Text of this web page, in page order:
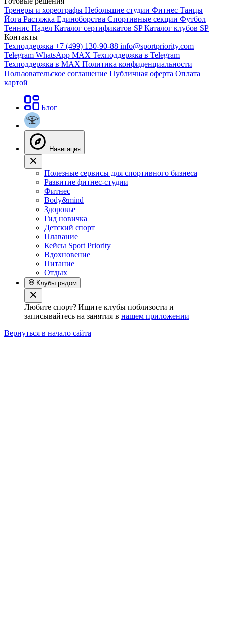
Тренеры и хореографы Небольшие студии Фитнес Танцы
Йога Растяжка Единоборства Спортивные секции Футбол
Теннис Падел Каталог сертификатов SPКаталог клубов SP
Контакты
Техподдержка +7 (499) 130-90-88 info@sportpriority.com
Telegram WhatsApp MAX Техподдержка в Telegram
Техподдержка в MAX Политика конфиденциальности
Пользовательское соглашение Публичная оферта Оплата
картой
Блог
Навигация
Полезные сервисы для спортивного бизнеса
Развитие фитнес-студии
Фитнес
Body&mind
Здоровье
Гид новичка
Детский спорт
Плавание
Кейсы Sport Priority
Вдохновение
Питание
Отдых
Клубы рядом
Любите спорт? Ищите клубы поблизости и
записывайтесь на занятия в нашем приложении
Вернуться в начало сайта